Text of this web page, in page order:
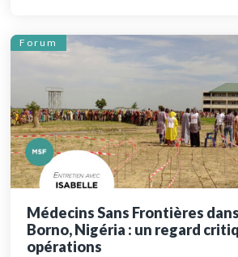
Forum
Médecins Sans Frontières
Borno, Nigéria : un regard
opérations